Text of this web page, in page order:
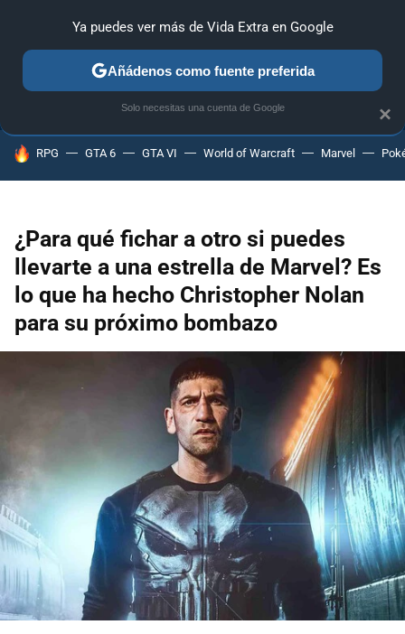
ANÁLISIS GUÍAS Y TRUCOS PC SONY NINTENDO
HOY SE HABLA DE
RPG GTA 6 GTA VI World of Warcraft Marvel
¿Para qué fichar a otro si puedes
llevarte a una estrella de Marvel? Es
lo que ha hecho Christopher Nolan
para su próximo bombazo
×
Ya puedes ver más de Vida Extra en Google
Añádenos como fuente preferida
Solo necesitas una cuenta de Google